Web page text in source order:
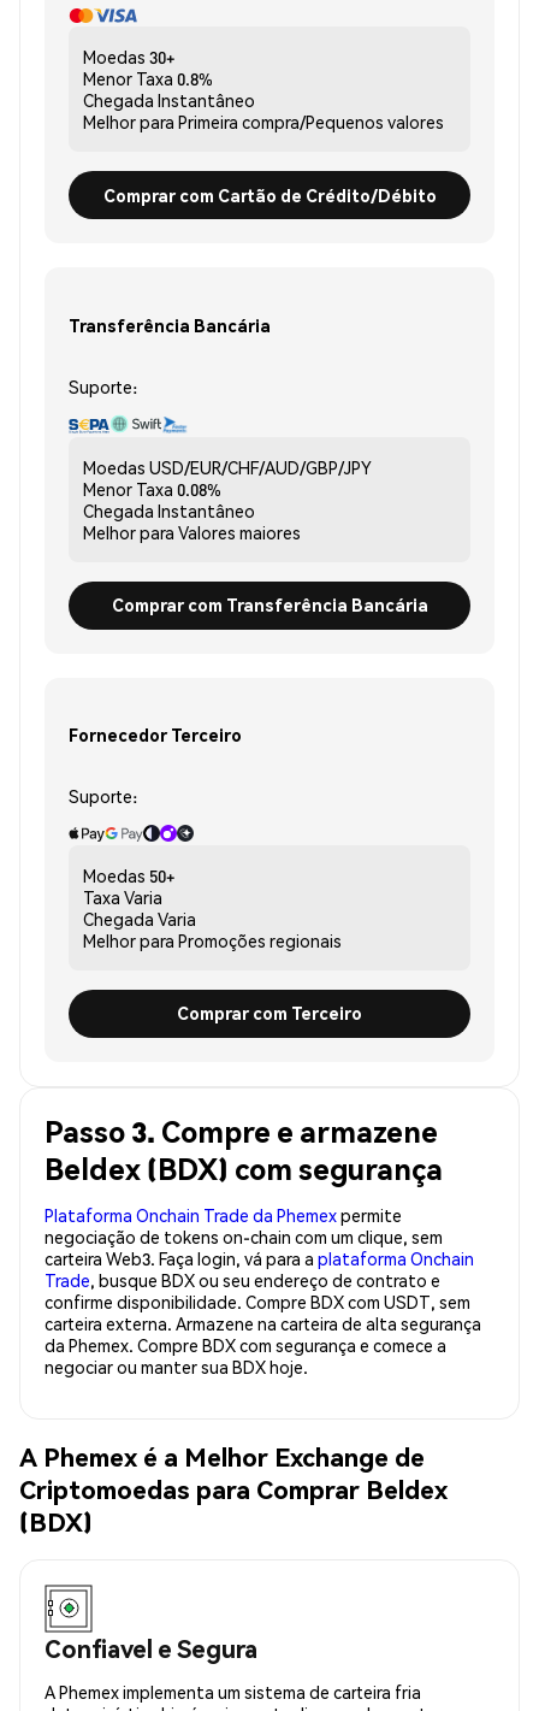
Moedas 30+
Menor Taxa 0.8%
Chegada Instantâneo
Melhor para Primeira compra/Pequenos valores
Comprar com Cartão de Crédito/Débito
Transferência Bancária
Suporte:
Moedas USD/EUR/CHF/AUD/GBP/JPY
Menor Taxa 0.08%
Chegada Instantâneo
Melhor para Valores maiores
Comprar com Transferência Bancária
Fornecedor Terceiro
Suporte:
Moedas 50+
Taxa Varia
Chegada Varia
Melhor para Promoções regionais
Comprar com Terceiro
Passo 3. Compre e armazene
Beldex (BDX) com segurança
Plataforma Onchain Trade da Phemexpermite
negociação de tokens on-chain com um clique, sem
carteira Web3. Faça login, vá para a plataforma Onchain
Trade, busque BDX ou seu endereço de contrato e
confirme disponibilidade. Compre BDX com USDT, sem
carteira externa. Armazene na carteira de alta segurança
da Phemex. Compre BDX com segurança e comece a
negociar ou manter sua BDX hoje.
A Phemex é a Melhor Exchange de
Criptomoedas para Comprar Beldex
(BDX)
Confiavel e Segura
A Phemex implementa um sistema de carteira fria